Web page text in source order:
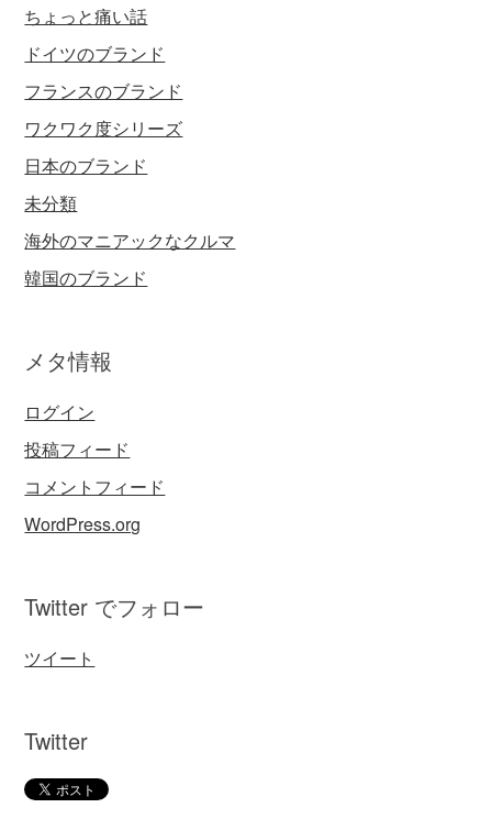
ちょっと痛い話
ドイツのブランド
フランスのブランド
ワクワク度シリーズ
日本のブランド
未分類
海外のマニアックなクルマ
韓国のブランド
メタ情報
ログイン
投稿フィード
コメントフィード
WordPress.org
Twitter でフォロー
ツイート
Twitter